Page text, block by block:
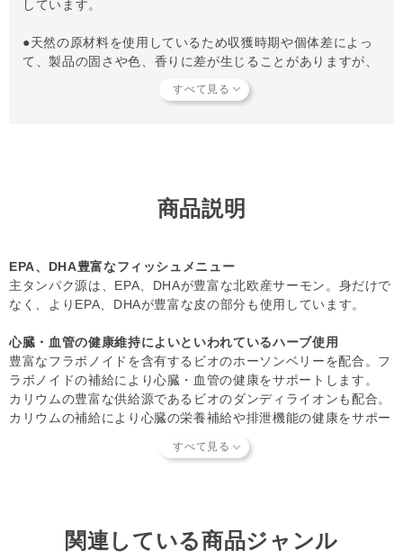
しています。
●天然の原材料を使用しているため収獲時期や個体差によっ
て、製品の固さや色、香りに差が生じることがありますが、
●稀に5mm程度の小骨が入っている場合があります。食べて
【知っておいていただきたいこと】
す。 商品形状のバラつきや商品導入スタンス
は こちらをご覧ください。
【キャンセルについてご注意】
歴からのご注文キャンセル、 修正を受け付けることができ
ない場合がございます。
(「発送予定日のお知らせメール」をお送りする前であれ
ば、メール・お電話・ マイページにてご注文をキャンセル
いただけます。）
商品説明
EPA、DHA豊富なフィッシュメニュー
主タンパク源は、EPA、DHAが豊富な北欧産サーモン。身だけで
なく、よりEPA、DHAが豊富な皮の部分も使用しています。
心臓・血管の健康維持によいといわれているハーブ使用
豊富なフラボノイドを含有するビオのホーソンベリーを配合。フ
ラボノイドの補給により心臓・血管の健康をサポートします。
カリウムの豊富な供給源であるビオのダンディライオンも配合。
カリウムの補給により心臓の栄養補給や排泄機能の健康をサポー
「味」が活きているお肉やお魚のおいしさは、きっとパートナー
（愛犬）の表情と嗜好性の高さでご確認いただけます。
関連している商品ジャンル